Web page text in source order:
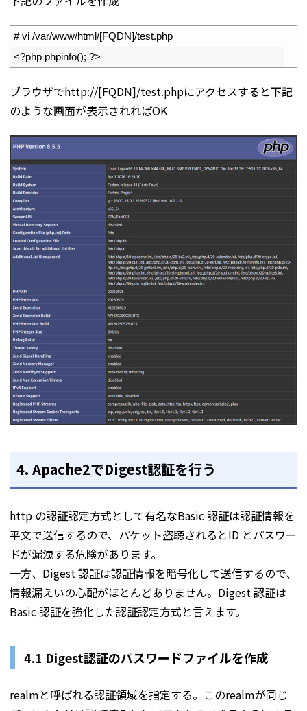
# vi /var/www/html/[FQDN]/test.php
<?php phpinfo(); ?>
ブラウザでhttp://[FQDN]/test.phpにアクセスすると下記
のような画面が表示されればOK
4. Apache2でDigest認証を行う
http の認証認定方式として有名なBasic 認証は認証情報を
平文で送信するので、パケット盗聴されるとID とパスワー
ドが漏洩する危険があります。
一方、Digest 認証は認証情報を暗号化して送信するので、
情報漏えいの心配がほとんどありません。Digest 認証は
Basic 認証を強化した認証認定方式と言えます。
4.1 Digest認証のパスワードファイルを作成
realmと呼ばれる認証領域を指定する。このrealmが同じ